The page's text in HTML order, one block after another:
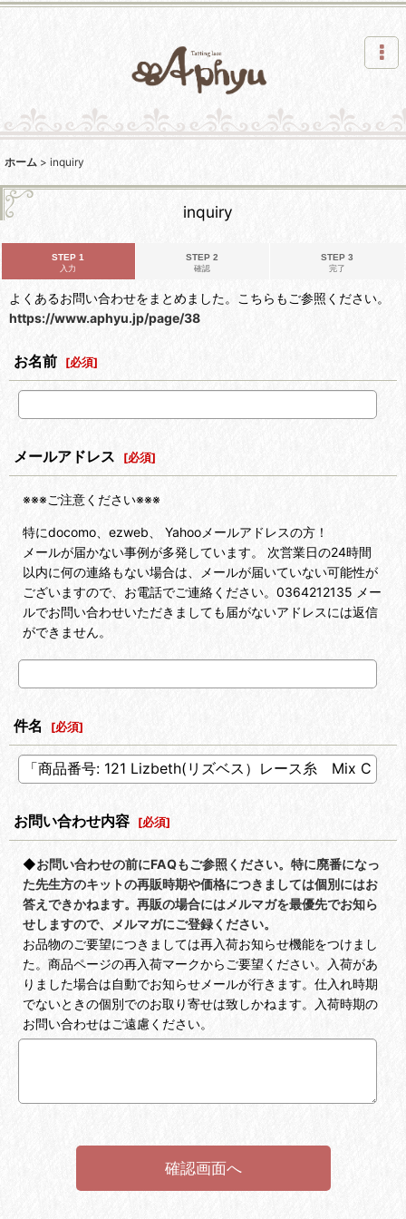
ホーム > inquiry
inquiry
STEP 1
入力
STEP 2
確認
STEP 3
完了
よくあるお問い合わせをまとめました。こちらもご参照ください。
https://www.aphyu.jp/page/38
お名前 [必須]
メールアドレス [必須]
※※※ご注意ください※※※
特にdocomo、ezweb、 Yahooメールアドレスの方！
メールが届かない事例が多発しています。 次営業日の24時間
以内に何の連絡もない場合は、メールが届いていない可能性が
ございますので、お電話でご連絡ください。0364212135 メー
ルでお問い合わせいただきましても届がないアドレスには返信
ができません。
件名 [必須]
お問い合わせ内容 [必須]
◆お問い合わせの前にFAQもご参照ください。特に廃番になっ
た先生方のキットの再販時期や価格につきましては個別にはお
答えできかねます。再販の場合にはメルマガを最優先でお知ら
せしますので、メルマガにご登録ください。
お品物のご要望につきましては再入荷お知らせ機能をつけまし
た。商品ページの再入荷マークからご要望ください。入荷があ
りました場合は自動でお知らせメールが行きます。仕入れ時期
でないときの個別でのお取り寄せは致しかねます。入荷時期の
お問い合わせはご遠慮ください。
確認画面へ